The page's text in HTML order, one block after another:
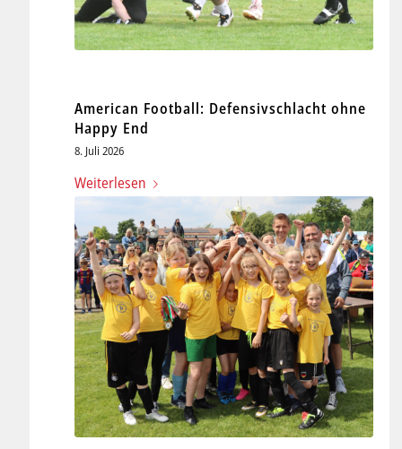
American Football: Defensivschlacht ohne
Happy End
8. Juli 2026
Weiterlesen